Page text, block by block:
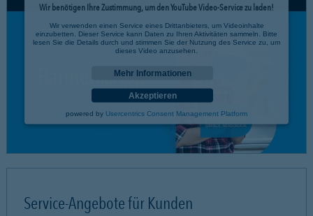
Wir benötigen Ihre Zustimmung, um den YouTube Video-Service zu laden!
Wir verwenden einen Service eines Drittanbieters, um Videoinhalte
einzubetten. Dieser Service kann Daten zu Ihren Aktivitäten sammeln. Bitte
lesen Sie die Details durch und stimmen Sie der Nutzung des Service zu, um
dieses Video anzusehen.
Mehr Informationen
Akzeptieren
powered by Usercentrics Consent Management Platform
Service-Angebote für Kunden